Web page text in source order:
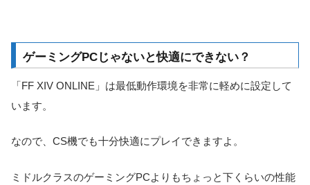
ゲーミングPCじゃないと快適にできない？
「FF XIV ONLINE」は最低動作環境を非常に軽めに設定して
います。
なので、CS機でも十分快適にプレイできますよ。
ミドルクラスのゲーミングPCよりもちょっと下くらいの性能